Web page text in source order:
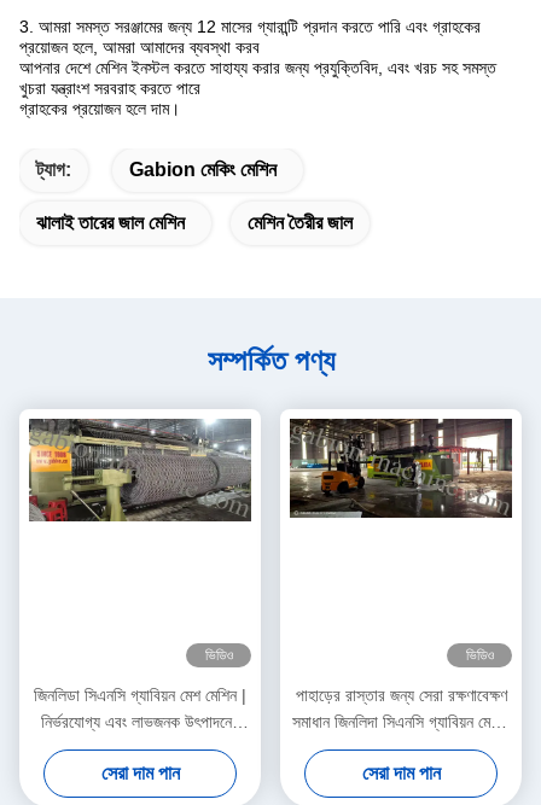
3. আমরা সমস্ত সরঞ্জামের জন্য 12 মাসের গ্যারান্টি প্রদান করতে পারি এবং গ্রাহকের
প্রয়োজন হলে, আমরা আমাদের ব্যবস্থা করব
আপনার দেশে মেশিন ইনস্টল করতে সাহায্য করার জন্য প্রযুক্তিবিদ, এবং খরচ সহ সমস্ত
খুচরা যন্ত্রাংশ সরবরাহ করতে পারে
গ্রাহকের প্রয়োজন হলে দাম।
ট্যাগ: Gabion মেকিং মেশিন
ঝালাই তারের জাল মেশিন মেশিন তৈরীর জাল
সম্পর্কিত পণ্য
ভিডিও
জিনলিডা সিএনসি গ্যাবিয়ন মেশ মেশিন |
নির্ভরযোগ্য এবং লাভজনক উৎপাদনের
জন্য নির্মিত
সেরা দাম পান
ভিডিও
পাহাড়ের রাস্তার জন্য সেরা রক্ষণাবেক্ষণ
সমাধান জিনলিদা সিএনসি গ্যাবিয়ন মেশিন
বিশ্বব্যাপী ঢাল সুরক্ষা প্রকল্পগুলিকে
সমর্থন করে
সেরা দাম পান